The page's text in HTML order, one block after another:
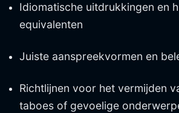
Idiomatische uitdrukkingen en
equivalenten
Juiste aanspreekvormen en
Richtlijnen voor het vermijden
taboes of gevoelige